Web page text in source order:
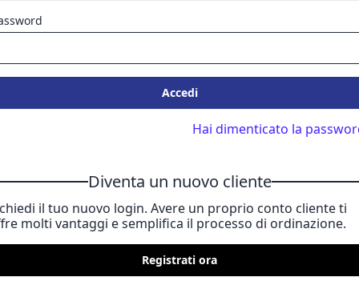
Accedi
Hai dimenticato la
Diventa un nuovo cliente
il tuo nuovo login. Avere un proprio conto cliente ti
molti vantaggi e semplifica il processo di ordinazione.
Registrati ora